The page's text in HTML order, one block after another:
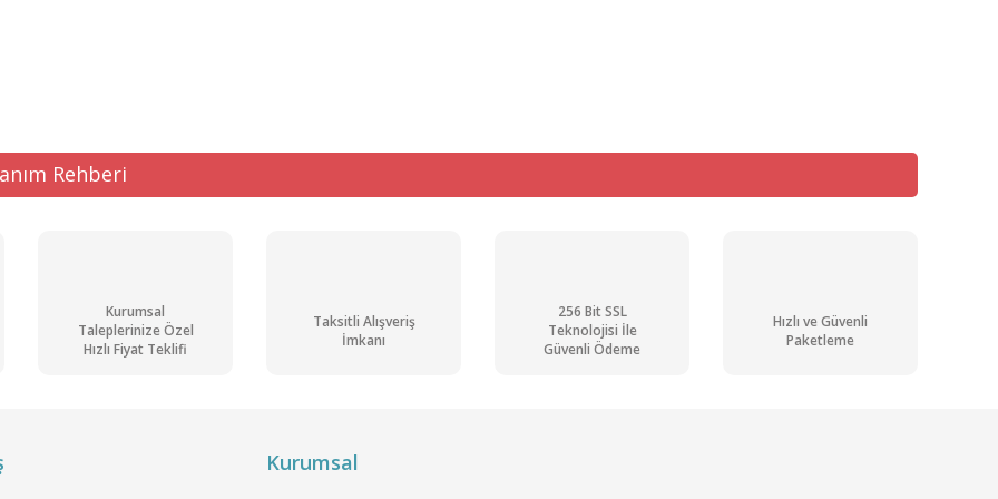
Rehberi
Kurumsal
Taleplerinize Özel
Hızlı Fiyat Teklifi
Taksitli Alışveriş
İmkanı
256 Bit SSL
Teknolojisi İle
Güvenli Ödeme
Hızlı ve Güvenli
Paketleme
Kurumsal